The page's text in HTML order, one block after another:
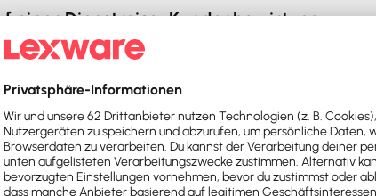
einer Dienstreise, Kundenbewirtung
über dieNachweispflichten
elektronischen Entgeltunterlagenim
gestellt werden.
für eineLohnsteueraußenprüfung.